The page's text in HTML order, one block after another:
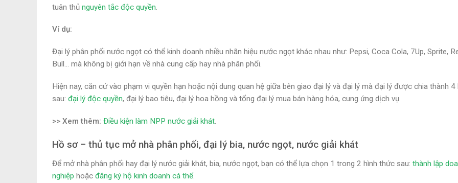
tuân thủ nguyên tắc độc quyền.
Ví dụ:
Đại lý phân phối nước ngọt có thể kinh doanh nhiều nhãn hiệu nước ngọt khác nhau như: Pepsi, Coca Cola, 7Up, Sprite,
Bull… mà không bị giới hạn về nhà cung cấp hay nhà phân phối.
Hiện nay, căn cứ vào phạm vi quyền hạn hoặc nội dung quan hệ giữa bên giao đại lý và đại lý mà đại lý được chia thành 4
sau: đại lý độc quyền, đại lý bao tiêu, đại lý hoa hồng và tổng đại lý mua bán hàng hóa, cung ứng dịch vụ.
>> Xem thêm: Điều kiện làm NPP nước giải khát.
Hồ sơ – thủ tục mở nhà phân phối, đại lý bia, nước ngọt, nước giải khát
Để mở nhà phân phối hay đại lý nước giải khát, bia, nước ngọt, bạn có thể lựa chọn 1 trong 2 hình thức sau: thành lập
nghiệp hoặc đăng ký hộ kinh doanh cá thể.